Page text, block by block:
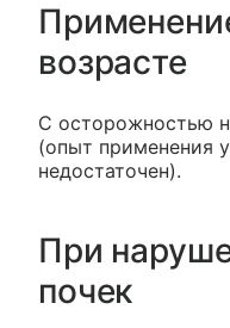
возрасте
С осторожностью
(опыт применения
недостаточен).
При
почек